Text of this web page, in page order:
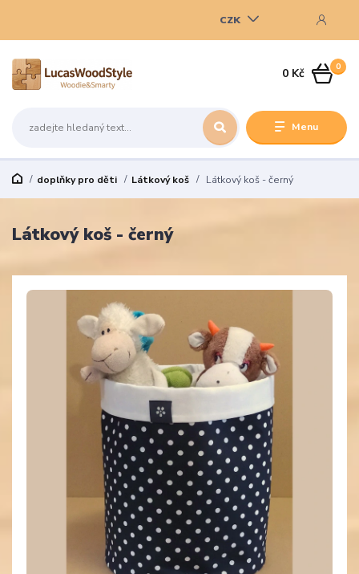
Menu
CZK
0
0 Kč
doplňky pro děti Látkový koš Látkový koš - černý
Látkový koš - černý